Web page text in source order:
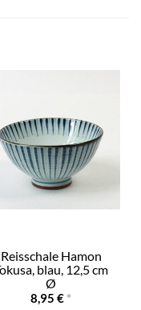
Reisschale Hamon
blau, 12,5 cm
Ø
8,95 € *